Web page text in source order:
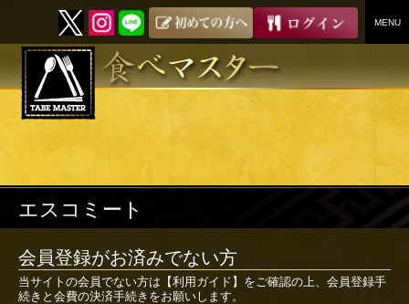
MENU
SKIP
エスコミート
会員登録がお済みでない方
当サイトの会員でない方は 【利用ガイド】 をご確認の上、会員登録手
続きと会費の決済手続きをお願いします。